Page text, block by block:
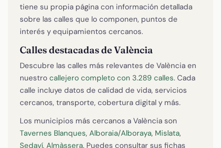
tiene su propia página con información detallada
sobre las calles que lo componen, puntos de
interés y equipamientos cercanos.
Calles destacadas de València
Descubre las calles más relevantes de València en
nuestro callejero completo con 3.289 calles. Cada
calle incluye datos de calidad de vida, servicios
cercanos, transporte, cobertura digital y más.
Los municipios más cercanos a València son
Tavernes Blanques, Alboraia/Alboraya, Mislata,
Sedaví, Almàssera. Puedes consultar sus fichas